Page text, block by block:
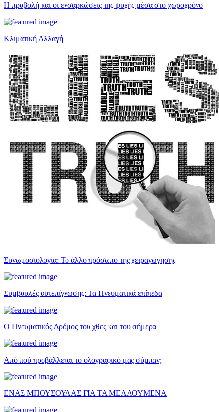
Η προβολή και οι ενσαρκώσεις της ψυχής μέσα στο χωροχρόνο
Κλιματική Αλλαγή
Συνωμοσιολογία: Το άλλο πρόσωπο της χειραγώγησης
Συμβουλές αυτεπίγνωσης: Τα Πνευματικά επίπεδα
Ο Πνευματικός Δρόμος του χθες και του σήμερα
Από πού προβάλλεται το ολογραφικό μας σύμπαν;
ΕΝΑΣ ΜΠΟΥΣΟΥΛΑΣ ΓΙΑ ΤΑ ΜΕΛΛΟΥΜΕΝΑ